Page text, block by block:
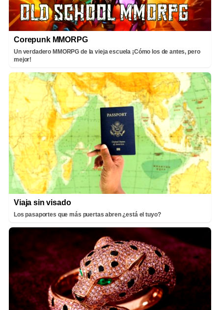
Corepunk MMORPG
Un verdadero MMORPG de la vieja escuela ¡Cómo los de antes, pero
mejor!
Viaja sin visado
Los pasaportes que más puertas abren ¿está el tuyo?